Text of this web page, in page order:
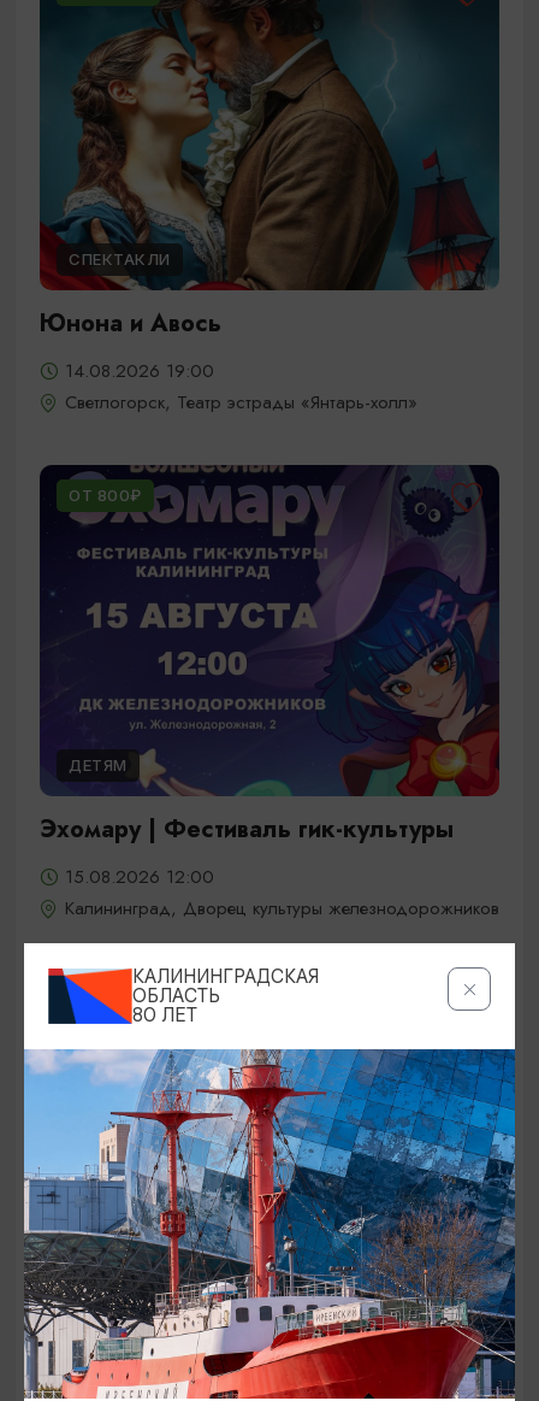
СПЕКТАКЛИ
Юнона и Авось
14.08.2026 19:00
Светлогорск, Театр эстрады «Янтарь-холл»
ОТ 800₽
ДЕТЯМ
Эхомару | Фестиваль гик-культуры
15.08.2026 12:00
Калининград, Дворец культуры железнодорожников
ОТ 5000₽
КОНЦЕРТЫ
Jony / Джони
15.08.2026 19:00
КАЛИНИНГРАДСКАЯ
ОБЛАСТЬ
80 ЛЕТ